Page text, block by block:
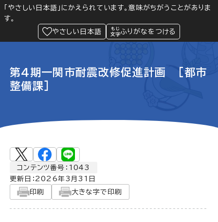
「やさしい日本語」にかえられています。意味がちがうことがありま
す。
やさしい日本語
ふりがなをつける
Language 閲覧支援
緊急情報
第4期一関市耐震改修促進計画 [都市
整備課]
コンテンツ番号：1043
更新日： 2026年3月31日
印刷
大きな字で印刷